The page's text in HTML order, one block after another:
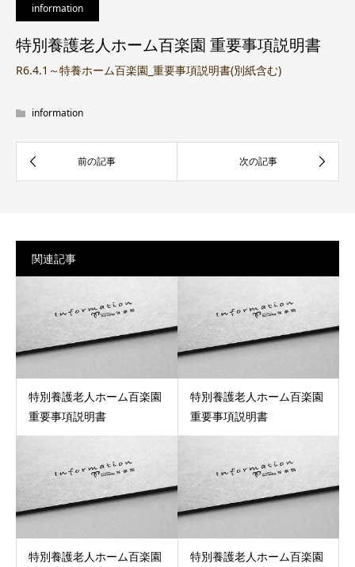
information
特別養護老人ホーム百楽園 重要事項説明書
R6.4.1～特養ホーム百楽園_重要事項説明書(別紙含む)
information
関連記事
特別養護老人ホーム百楽園
重要事項説明書
特別養護老人ホーム百楽園
重要事項説明書
特別養護老人ホーム百楽園
特別養護老人ホーム百楽園